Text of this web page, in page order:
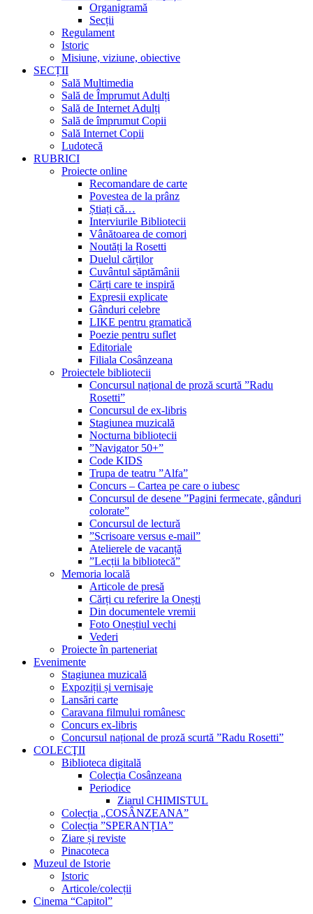
Organigramă
Secții
Regulament
Istoric
Misiune, viziune, obiective
SECȚII
Sală Multimedia
Sală de Împrumut Adulți
Sală de Internet Adulți
Sală de împrumut Copii
Sală Internet Copii
Ludotecă
RUBRICI
Proiecte online
Recomandare de carte
Povestea de la prânz
Știați că…
Interviurile Bibliotecii
Vânătoarea de comori
Noutăți la Rosetti
Duelul cărților
Cuvântul săptămânii
Cărți care te inspiră
Expresii explicate
Gânduri celebre
LIKE pentru gramatică
Poezie pentru suflet
Editoriale
Filiala Cosânzeana
Proiectele bibliotecii
Concursul național de proză scurtă ”Radu
Rosetti”
Concursul de ex-libris
Stagiunea muzicală
Nocturna bibliotecii
”Navigator 50+”
Code KIDS
Trupa de teatru ”Alfa”
Concurs – Cartea pe care o iubesc
Concursul de desene ”Pagini fermecate, gânduri
colorate”
Concursul de lectură
”Scrisoare versus e-mail”
Atelierele de vacanță
”Lecții la bibliotecă”
Memoria locală
Articole de presă
Cărți cu referire la Onești
Din documentele vremii
Foto Oneștiul vechi
Vederi
Proiecte în parteneriat
Evenimente
Stagiunea muzicală
Expoziții și vernisaje
Lansări carte
Caravana filmului românesc
Concurs ex-libris
Concursul național de proză scurtă ”Radu Rosetti”
COLECŢII
Biblioteca digitală
Colecţia Cosânzeana
Periodice
Ziarul CHIMISTUL
Colecția „COSÂNZEANA”
Colecția ”SPERANȚIA”
Ziare și reviste
Pinacoteca
Muzeul de Istorie
Istoric
Articole/colecții
Cinema “Capitol”